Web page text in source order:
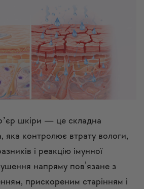
шкіри — це складна
яка контролює втрату вологи,
і реакцію імунної
напряму пов’язане з
прискореним старінням і